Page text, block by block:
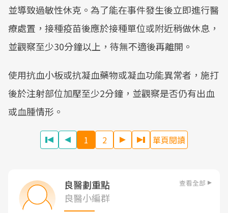
並導致過敏性休克。為了能在事件發生後立即進行醫
療處置，接種疫苗後應於接種單位或附近稍做休息，
並觀察至少30分鐘以上，待無不適後再離開。
使用抗血小板或抗凝血藥物或凝血功能異常者，施打
後於注射部位加壓至少2分鐘，並觀察是否仍有出血
或血腫情形。
1 2 單頁閱讀
良醫劃重點 查看全部
良醫小編群